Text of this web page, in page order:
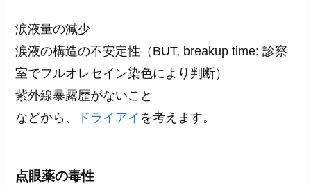
涙液量の減少
涙液の構造の不安定性（BUT, breakup time: 診察
室でフルオレセイン染色により判断）
紫外線暴露歴がないこと
などから、
ドライアイ を考えます。
点眼薬の毒性